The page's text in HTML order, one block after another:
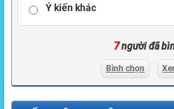
Ý kiến khác
7người đã
Bình chọn